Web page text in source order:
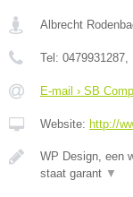
Albrecht
Tel: 0479931287,
E-mail › SB
Website: http://
WP Design, een
staat garant ▼